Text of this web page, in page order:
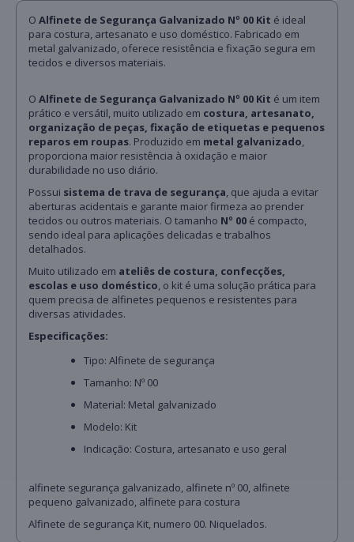
O Alfinete de Segurança Galvanizado Nº 00 Kit é ideal
para costura, artesanato e uso doméstico. Fabricado em
metal galvanizado, oferece resistência e fixação segura em
tecidos e diversos materiais.
O Alfinete de Segurança Galvanizado Nº 00 Kit é um item
prático e versátil, muito utilizado em costura, artesanato,
organização de peças, fixação de etiquetas e pequenos
reparos em roupas. Produzido em metal galvanizado
proporciona maior resistência à oxidação e maior
durabilidade no uso diário.
Possui sistema de trava de segurança , que ajuda a evitar
aberturas acidentais e garante maior firmeza ao prender
tecidos ou outros materiais. O tamanho Nº 00 é compacto,
sendo ideal para aplicações delicadas e trabalhos
detalhados.
Muito utilizado em ateliês de costura, confecções,
escolas e uso doméstico , o kit é uma solução prática para
quem precisa de alfinetes pequenos e resistentes para
diversas atividades.
Especificações:
Tipo: Alfinete de segurança
Tamanho: Nº 00
Material: Metal galvanizado
Modelo: Kit
Indicação: Costura, artesanato e uso geral
alfinete segurança galvanizado, alfinete nº 00, alfinete
pequeno galvanizado, alfinete para costura
Alfinete de segurança Kit, numero 00. Niquelados.